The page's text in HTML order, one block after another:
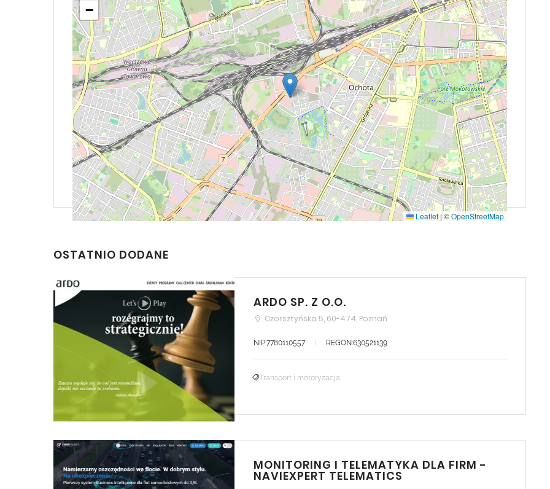
−
Leaflet | ©OpenStreetMap
OSTATNIO DODANE
ARDO SP. Z O.O.
Czorsztyńska 5, 60-474, Poznań
NIP:7780110557 REGON:630521139
Transport i motoryzacja
MONITORING I TELEMATYKA DLA FIRM -
NAVIEXPERT TELEMATICS